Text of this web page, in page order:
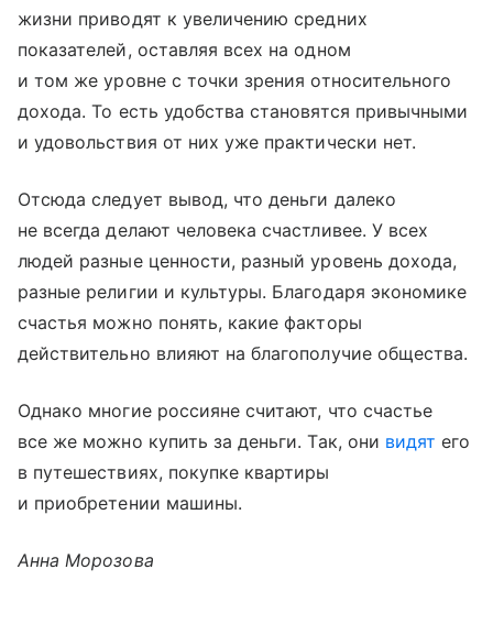
жизни приводят к увеличению средних
показателей, оставляя всех на одном
и том же уровне с точки зрения относительного
дохода. То есть удобства становятся привычными
и удовольствия от них уже практически нет.
Отсюда следует вывод, что деньги далеко
не всегда делают человека счастливее. У всех
людей разные ценности, разный уровень дохода,
разные религии и культуры. Благодаря экономике
счастья можно понять, какие факторы
действительно влияют на благополучие общества.
Однако многие россияне считают, что счастье
все же можно купить за деньги. Так, они видят его
в путешествиях, покупке квартиры
и приобретении машины.
Анна Морозова